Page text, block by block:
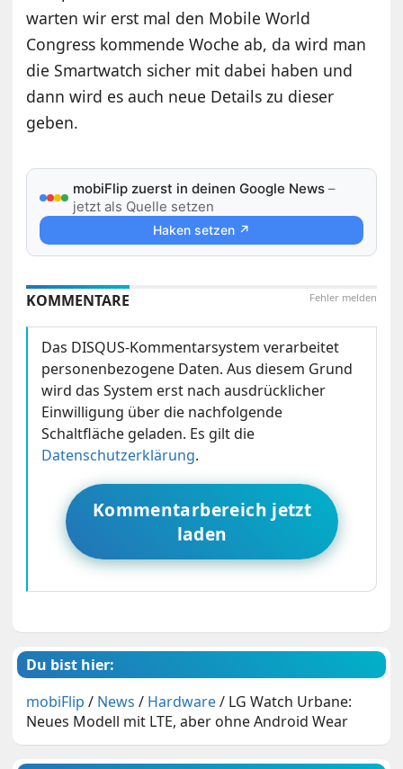
warten wir erst mal den Mobile World
Congress kommende Woche ab, da wird man
die Smartwatch sicher mit dabei haben und
dann wird es auch neue Details zu dieser
geben.
mobiFlip zuerst in deinen Google News –
jetzt als Quelle setzen
Haken setzen ↗
Fehler melden
KOMMENTARE
Das DISQUS-Kommentarsystem verarbeitet
personenbezogene Daten. Aus diesem Grund
wird das System erst nach ausdrücklicher
Einwilligung über die nachfolgende
Schaltfläche geladen. Es gilt die
Datenschutzerklärung.
Kommentarbereich jetzt
laden
Du bist hier:
mobiFlip / News / Hardware/ LG Watch Urbane:
Neues Modell mit LTE, aber ohne Android Wear